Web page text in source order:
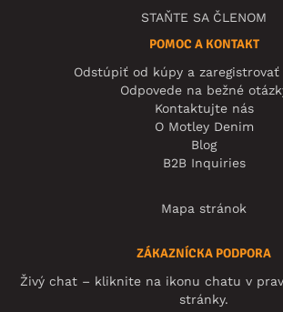
STAŇTE SA ČLENOM
POMOC A KONTAKT
Odstúpiť od kúpy a zaregistrovať
Odpovede na bežné
Kontaktujte nás
O Motley Denim
Blog
B2B Inquiries
Mapa stránok
ZÁKAZNÍCKA PODPORA
Živý chat – kliknite na ikonu chatu v
stránky.